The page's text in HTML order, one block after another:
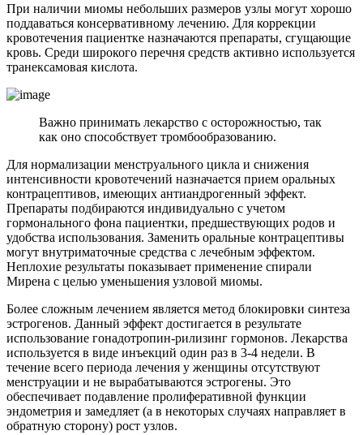
При наличии миомы небольших размеров узлы могут хорошо
поддаваться консервативному лечению. Для коррекции
кровотечения пациентке назначаются препараты, сгущающие
кровь. Среди широкого перечня средств активно используется
транексамовая кислота.
Важно принимать лекарство с осторожностью, так
как оно способствует тромбообразованию.
Для нормализации менструального цикла и снижения
интенсивности кровотечений назначается прием оральных
контрацептивов, имеющих антиандрогенный эффект.
Препараты подбираются индивидуально с учетом
гормонального фона пациентки, предшествующих родов и
удобства использования. Заменить оральные контрацептивы
могут внутриматочные средства с лечебным эффектом.
Неплохие результаты показывает применение спирали
Мирена с целью уменьшения узловой миомы.
Более сложным лечением является метод блокировки синтеза
эстрогенов. Данный эффект достигается в результате
использование гонадотропин-рилизинг гормонов. Лекарства
используется в виде инъекций один раз в 3-4 недели. В
течение всего периода лечения у женщины отсутствуют
менструации и не вырабатываются эстрогены. Это
обеспечивает подавление пролиферативной функции
эндометрия и замедляет (а в некоторых случаях направляет в
обратную сторону) рост узлов.